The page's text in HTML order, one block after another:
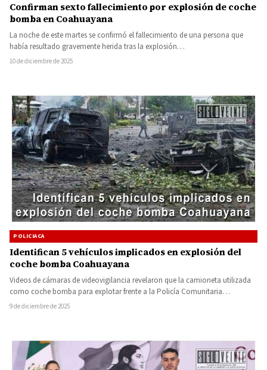
Confirman sexto fallecimiento por explosión de coche
bomba en Coahuayana
La noche de este martes se confirmó el fallecimiento de una persona que
había resultado gravemente herida tras la explosión…
10 de diciembre de 2025
POLICIACA
Identifican 5 vehículos implicados en explosión del
coche bomba Coahuayana
Videos de cámaras de videovigilancia revelaron que la camioneta utilizada
como coche bomba para explotar frente a la Policía Comunitaria…
9 de diciembre de 2025